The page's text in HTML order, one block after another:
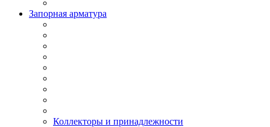
Запорная арматура
Коллекторы и принадлежности